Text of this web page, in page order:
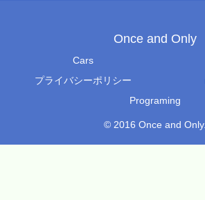
Once and Only
Cars
プライバシーポリシー
Programing
© 2016 Once and Only.